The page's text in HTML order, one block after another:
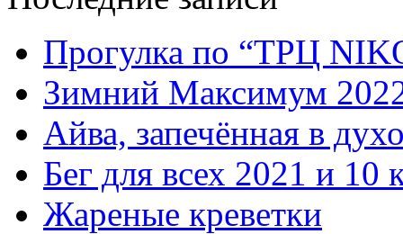
Прогулка по “ТРЦ
Зимний Максимум
Айва, запечённая в
Бег для всех 2021 и 10
Жареные креветки